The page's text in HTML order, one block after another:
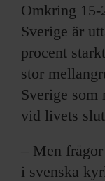
Omkring 15-
Sverige är
procent
stor
Sverige som
vid livets
– Men
i svenska